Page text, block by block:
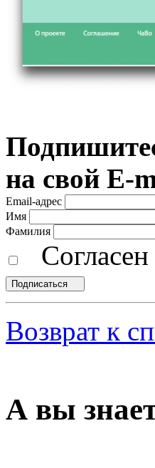
на свой E-
Email-адрес
Имя
Фамилия
Подписаться
Возврат к
А вы